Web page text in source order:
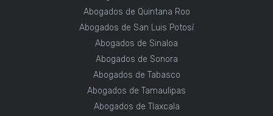
Abogados de Quintana Roo
Abogados de San Luis Potosí
Abogados de Sinaloa
Abogados de Sonora
Abogados de Tabasco
Abogados de Tamaulipas
Abogados de Tlaxcala